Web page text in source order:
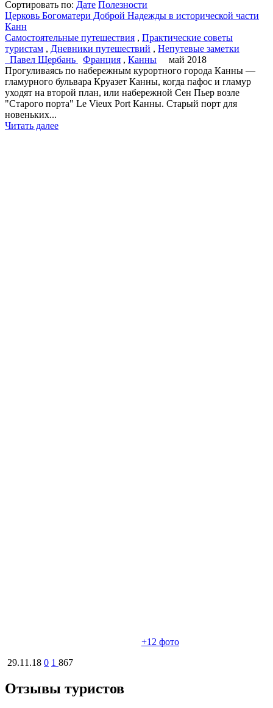
Cортировать по: Дате Полезности
Церковь Богоматери Доброй Надежды в исторической части
Канн
Самостоятельные путешествия , Практические советы
туристам , Дневники путешествий , Непутевые заметки
Павел Щербань
Франция , Канны
май 2018
Прогуливаясь по набережным курортного города Канны —
гламурного бульвара Круазет Канны, когда пафос и гламур
уходят на второй план, или набережной Сен Пьер возле
"Старого порта" Le Vieux Port Канны. Старый порт для
новеньких...
Читать далее
+12 фото
29.11.18 0 1 867
Отзывы туристов